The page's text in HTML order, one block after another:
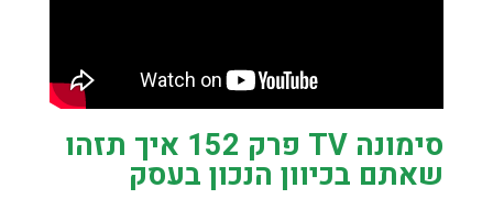
סימונה TV פרק 152 איך תזהו
שאתם בכיוון הנכון בעסק